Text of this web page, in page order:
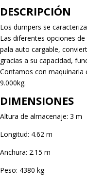
DESCRIPCIÓN
Los dumpers se
Las diferentes opciones
pala auto cargable,
gracias a su capacidad,
Contamos con maquinaria
9.000kg.
DIMENSIONES
Altura de almacenaje: 3 m
Longitud: 4.62 m
Anchura: 2.15 m
Peso: 4380 kg